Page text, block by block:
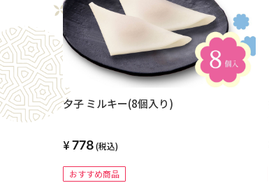
夕子 ミルキー(8個入り)
778(税込)
おすすめ商品